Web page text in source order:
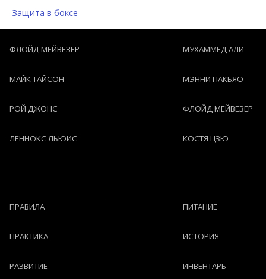
Защита в боксе
ФЛОЙД МЕЙВЕЗЕР
МАЙК ТАЙСОН
РОЙ ДЖОНС
ЛЕННОКС ЛЬЮИС
МУХАММЕД АЛИ
МЭННИ ПАКЬЯО
ФЛОЙД МЕЙВЕЗЕР
КОСТЯ ЦЗЮ
ПРАВИЛА
ПРАКТИКА
РАЗВИТИЕ
ПИТАНИЕ
ИСТОРИЯ
ИНВЕНТАРЬ